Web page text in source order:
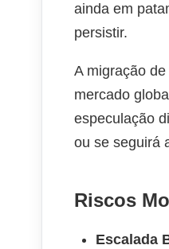
ainda em
persistir.
A migração
mercado
especulação
ou se seguirá
Riscos
Escalada